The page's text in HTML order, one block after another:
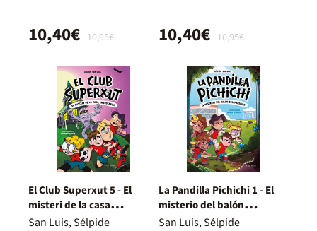
10,95€
10,40€ 10,95€
10,40€
El Club Superxut 5 - El
misteri de la casa
embruixada
San Luis, Sélpide
La Pandilla Pichichi 1 - El
misterio del balón
desaparecido
San Luis, Sélpide